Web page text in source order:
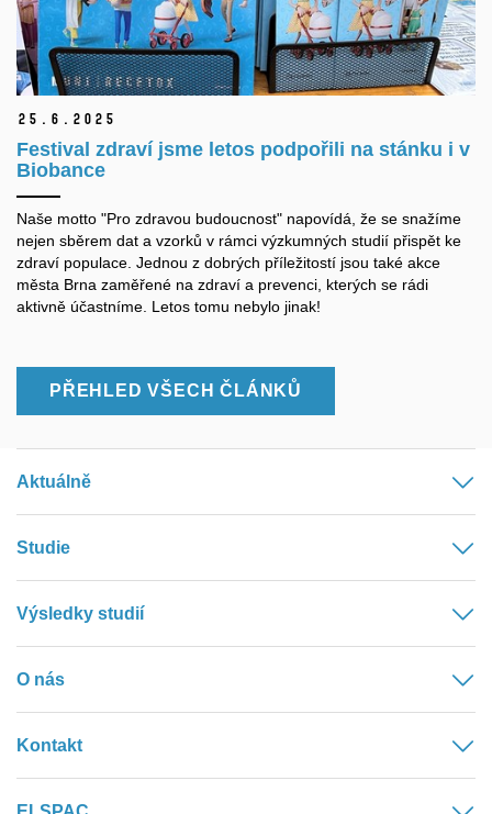
25. 6. 2025
Festival zdraví jsme letos podpořili na stánku i v
Biobance
Naše motto "Pro zdravou budoucnost" napovídá, že se snažíme
nejen sběrem dat a vzorků v rámci výzkumných studií přispět ke
zdraví populace. Jednou z dobrých příležitostí jsou také akce
města Brna zaměřené na zdraví a prevenci, kterých se rádi
aktivně účastníme. Letos tomu nebylo jinak!
PŘEHLED VŠECH ČLÁNKŮ
Aktuálně
Studie
Výsledky studií
O nás
Kontakt